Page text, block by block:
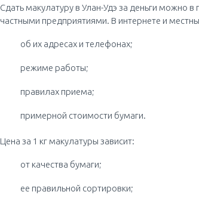
Сдать макулатуру в Улан-Удэ за деньги можно
частными предприятиями. В интернете и
об их адресах и телефонах;
режиме работы;
правилах приема;
примерной стоимости бумаги.
Цена за 1 кг макулатуры зависит:
от качества бумаги;
ее правильной сортировки;